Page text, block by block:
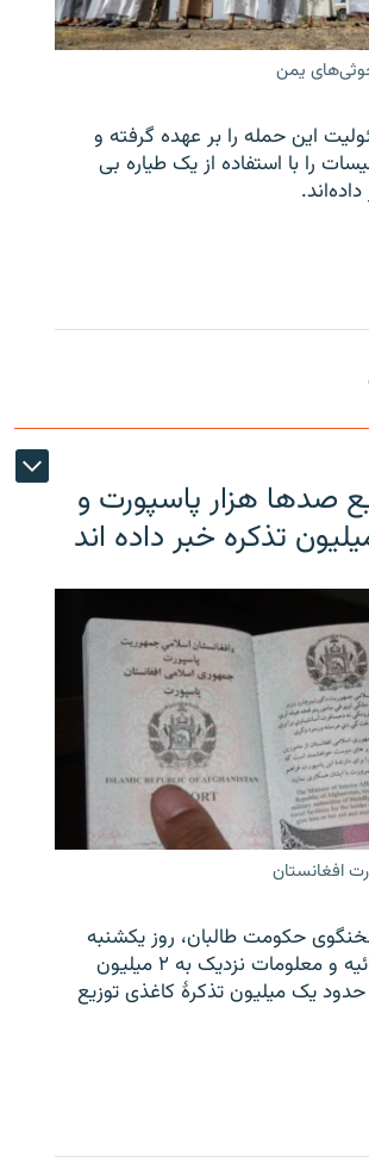
یمن
این حمله را بر عهده گرفته و
را با استفاده از یک طیاره بی
صدها هزار پاسپورت و
افغانستان
حکومت طالبان، روز یکشنبه
گفت که ادارهٔ احصائیه و معلومات نزدیک به ۲ میلیون
حدود یک میلیون تذکرهٔ کاغذی توزیع